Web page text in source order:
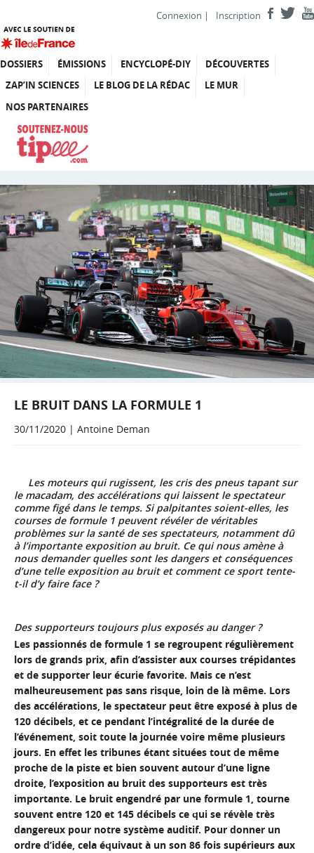
Connexion | Inscription
DOSSIERS ÉMISSIONS ENCYCLOPÉ-DIY
DÉCOUVERTES
ZAP’IN SCIENCES
LE BLOG DE LA RÉDAC
LE MUR
NOS PARTENAIRES
LE BRUIT DANS LA FORMULE 1
30/11/2020 | Antoine Deman
Les moteurs qui rugissent, les cris des pneus tapant sur
le macadam, des accélérations qui laissent le spectateur
comme figé dans le temps. Si palpitantes soient-elles, les
courses de formule 1 peuvent révéler de véritables
problèmes sur la santé de ses spectateurs, notamment dû
à l’importante exposition au bruit. Ce qui nous amène à
nous demander quelles sont les dangers et conséquences
d’une telle exposition au bruit et comment ce sport tente-
t-il d’y faire face ?
Des supporteurs toujours plus exposés au danger ?
Les passionnés de formule 1 se regroupent régulièrement
lors de grands prix, afin d’assister aux courses trépidantes
et de supporter leur écurie favorite. Mais ce n’est
malheureusement pas sans risque, loin de là même. Lors
des accélérations, le spectateur peut être exposé à plus de
120 décibels, et ce pendant l’intégralité de la durée de
l’événement, soit toute la journée voire même plusieurs
jours. En effet les tribunes étant situées tout de même
proche de la piste et bien souvent autour d’une ligne
droite, l’exposition au bruit des supporteurs est très
importante. Le bruit engendré par une formule 1, tourne
souvent entre 120 et 145 décibels ce qui se révèle très
dangereux pour notre système auditif. Pour donner un
ordre d’idée, cela équivaut à un son 86 fois supérieurs aux